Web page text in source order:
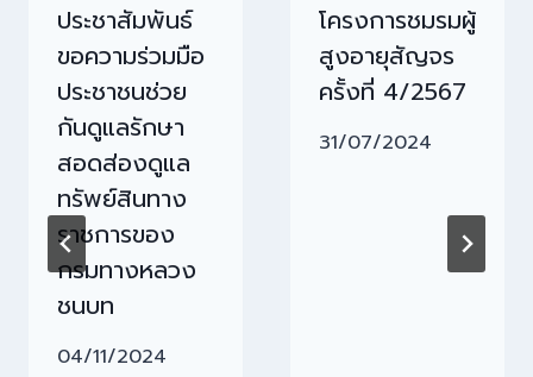
ประชาสัมพันธ์
ขอความร่วมมือ
ประชาชนช่วย
กันดูแลรักษา
สอดส่องดูแล
ทรัพย์สินทาง
ราชการของ
กรมทางหลวง
ชนบท
04/11/2024
โครงการชมรมผู้
สูงอายุสัญจร
ครั้งที่ 4/2567
31/07/2024